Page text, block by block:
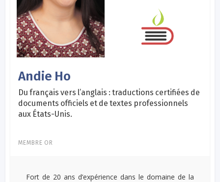
Andie Ho
Du français vers l’anglais : traductions certifiées de
documents officiels et de textes professionnels
aux États-Unis.
MEMBRE OR
Fort de 20 ans d’expérience dans le domaine de la